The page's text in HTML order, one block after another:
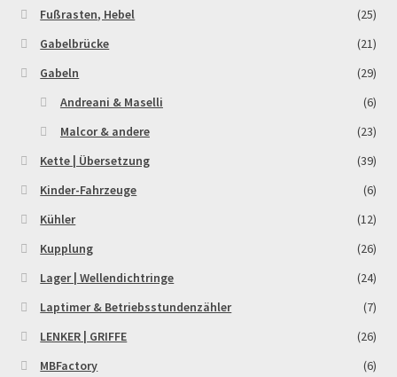
Fußrasten, Hebel
(25)
Gabelbrücke
(21)
Gabeln
(29)
Andreani & Maselli
(6)
Malcor & andere
(23)
Kette | Übersetzung
(39)
Kinder-Fahrzeuge
(6)
Kühler
(12)
Kupplung
(26)
Lager | Wellendichtringe
(24)
Laptimer & Betriebsstundenzähler
(7)
LENKER | GRIFFE
(26)
MBFactory
(6)